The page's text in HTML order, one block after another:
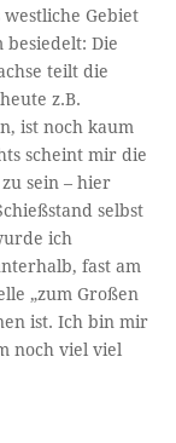
Gebiet
besiedelt: Die
teilt die
z.B.
ist noch kaum
scheint mir die
zu sein – hier
selbst
ich
fast am
„zum Großen
ist. Ich bin mir
noch viel viel